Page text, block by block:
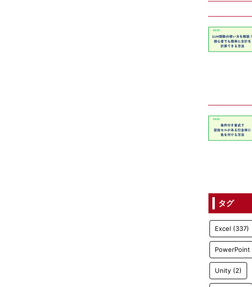
タグ
Excel (337)
PowerPoint
Unity (2)